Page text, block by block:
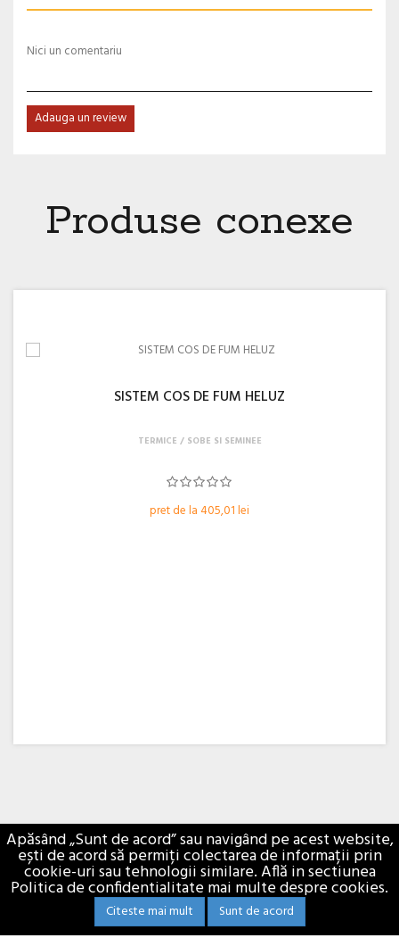
Nici un comentariu
Adauga un review
Produse conexe
SISTEM COS DE FUM HELUZ
pret de la 405,01 lei
TERMICE SOBE SI SEMINEE
COMPANIE
CATEGORII
Apăsând „Sunt de acord” sau navigând pe acest website,
ești de acord să permiți colectarea de informații prin
cookie-uri sau tehnologii similare. Află in sectiunea
Politica de confidentialitate mai multe despre cookies.
Citeste mai mult Sunt de acord
×